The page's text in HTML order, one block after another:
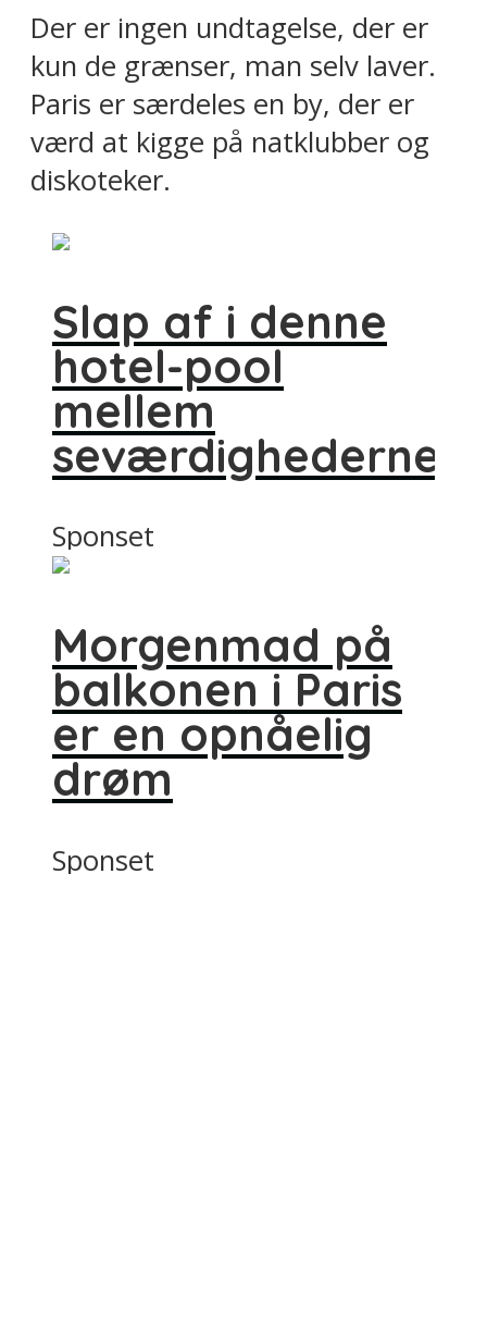
Der er ingen undtagelse, der er
kun de grænser, man selv laver.
Paris er særdeles en by, der er
værd at kigge på natklubber og
diskoteker.
Slap af i denne
hotel-pool
mellem
seværdighederne
Sponset
Morgenmad på
balkonen i Paris
er en opnåelig
drøm
Sponset